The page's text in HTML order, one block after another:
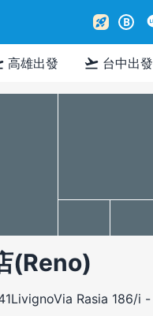
rocket_launch B
高雄出發 flight_takeoff 台中出發
(Reno)
Rasia 186/i -